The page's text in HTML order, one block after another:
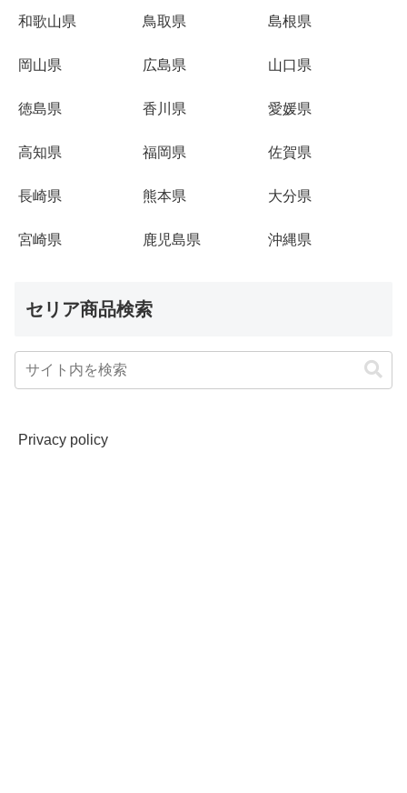
和歌山県 鳥取県 島根県
岡山県 広島県 山口県
徳島県 香川県 愛媛県
高知県 福岡県 佐賀県
長崎県 熊本県 大分県
宮崎県 鹿児島県 沖縄県
セリア商品検索
Privacy policy